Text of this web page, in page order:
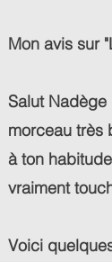
Mon avis sur
Salut
morceau très
à ton
vraiment
Voici